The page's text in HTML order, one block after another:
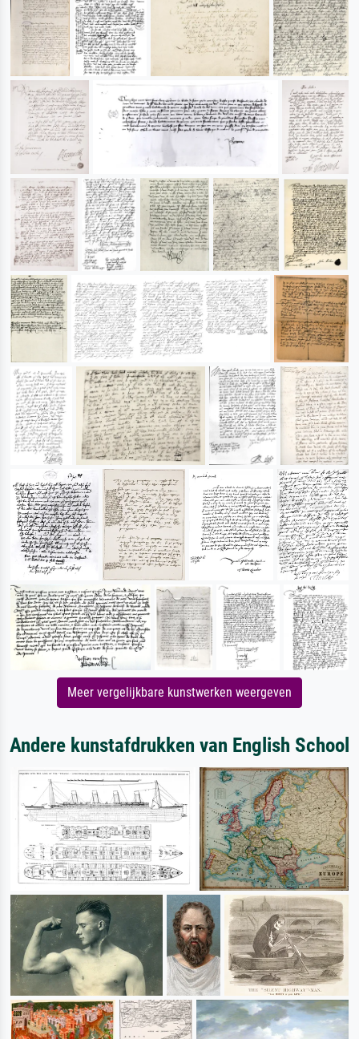
Meer vergelijkbare kunstwerken weergeven
Andere kunstafdrukken van English School